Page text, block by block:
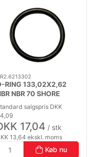
RING 133,02X2,62
NBR 70 SHORE
salgspris DKK
17,04 / stk
13,64 ekskl. moms
Køb nu